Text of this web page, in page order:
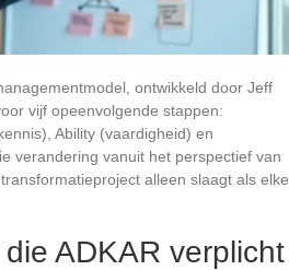
ontwikkeld door Jeff
vijf opeenvolgende stappen:
Ability (vaardigheid) en
verandering vanuit het perspectief van
alleen slaagt als elke
ADKAR verplicht